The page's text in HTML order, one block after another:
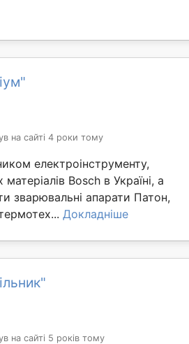
на сайті 4 роки тому
електроінструменту,
Bosch в Україні, а
зварювальні апарати Патон,
Докладніше
на сайті 5 років тому